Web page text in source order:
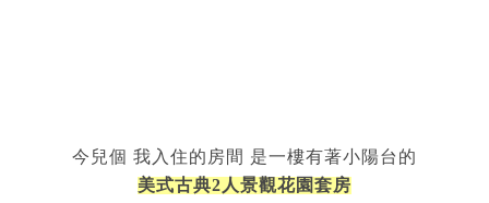
今兒個 我入住的房間 是一樓有著小陽台的
美式古典2人景觀花園套房